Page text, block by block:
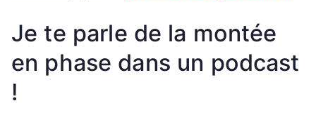
Je te parle de la montée
en phase dans un podcast
!